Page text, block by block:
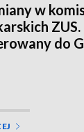
w
do